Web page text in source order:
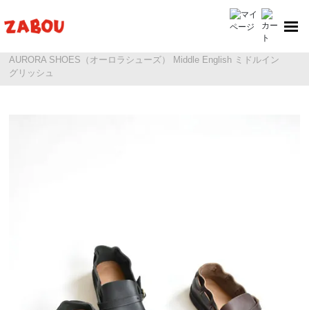
AURORA SHOES（オーロラシューズ） Middle English ミドルイン
グリッシュ